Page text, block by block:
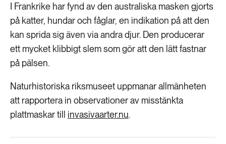
I Frankrike har fynd av den australiska masken gjorts
på katter, hundar och fåglar, en indikation på att den
kan sprida sig även via andra djur. Den producerar
ett mycket klibbigt slem som gör att den lätt fastnar
på pälsen.
Naturhistoriska riksmuseet uppmanar allmänheten
att rapportera in observationer av misstänkta
plattmaskar till invasivaarter.nu.